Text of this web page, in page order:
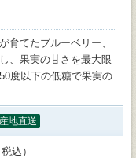
育てたブルーベリー、
、果実の甘さを最大限
度以下の低糖で果実の
産地直送
込）